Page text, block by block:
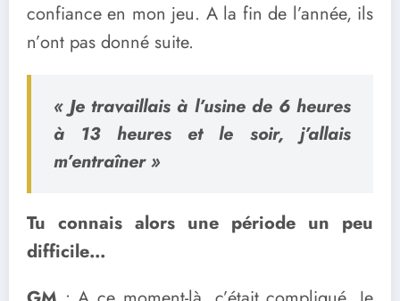
confiance en mon jeu. A la fin de l’année, ils
n’ont pas donné suite.
« Je travaillais à l’usine de 6 heures
à 13 heures et le soir, j’allais
m’entraîner »
Tu connais alors une période un peu
difficile…